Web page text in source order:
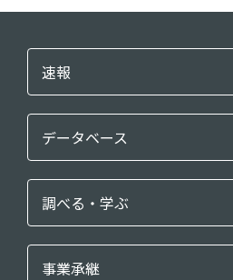
速報
データベース
調べる・学ぶ
事業承継